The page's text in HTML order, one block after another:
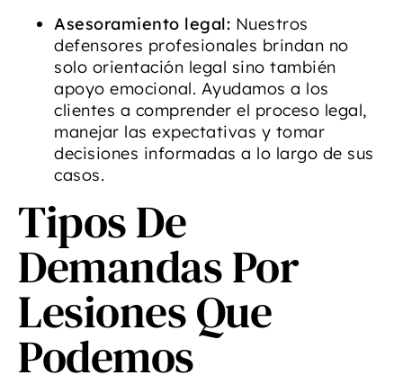
Asesoramiento legal: Nuestros
defensores profesionales brindan no
solo orientación legal sino también
apoyo emocional. Ayudamos a los
clientes a comprender el proceso legal,
manejar las expectativas y tomar
decisiones informadas a lo largo de sus
casos.
Tipos De
Demandas Por
Lesiones Que
Podemos